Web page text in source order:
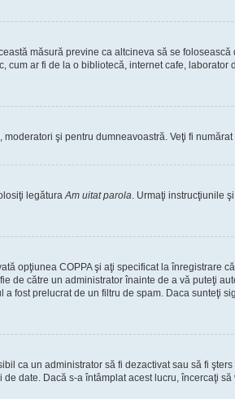
măsură previne ca altcineva să se
cum ar fi de la o bibliotecă, internet cafe, laborator
şi pentru dumneavoastră. Veţi fi
legăturaAm uitat parola. Urmaţi instrucţiunile
opţiunea COPPA şi aţi specificat la înregistrare
de către un administrator înainte de a vă puteţi
fost prelucrat de un filtru de spam. Daca sunteţi
ca un administrator să fi dezactivat sau să fi
date. Dacă s-a întâmplat acest lucru, încercaţi